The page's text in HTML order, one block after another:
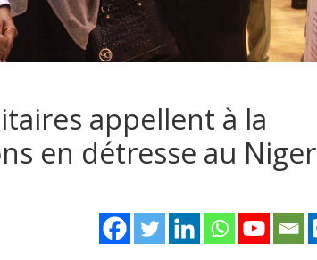
appellent à la
en détresse au Niger